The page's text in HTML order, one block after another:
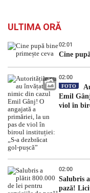
ULTIMA ORĂ
02:01
Cine
02:00
FOTO
Emil
viol în
02:00
Salubris
pază!